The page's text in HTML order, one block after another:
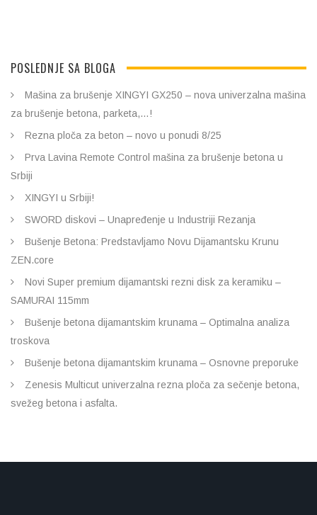
POSLEDNJE SA BLOGA
Mašina za brušenje XINGYI GX250 – nova univerzalna mašina
za brušenje betona, parketa,…!
Rezna ploča za beton – novo u ponudi 8/25
Prva Lavina Remote Control mašina za brušenje betona u
Srbiji
XINGYI u Srbiji!
SWORD diskovi – Unapređenje u Industriji Rezanja
Bušenje Betona: Predstavljamo Novu Dijamantsku Krunu
ZEN.core
Novi Super premium dijamantski rezni disk za keramiku –
SAMURAI 115mm
Bušenje betona dijamantskim krunama – Optimalna analiza
troskova
Bušenje betona dijamantskim krunama – Osnovne preporuke
Zenesis Multicut univerzalna rezna ploča za sečenje betona,
svežeg betona i asfalta.